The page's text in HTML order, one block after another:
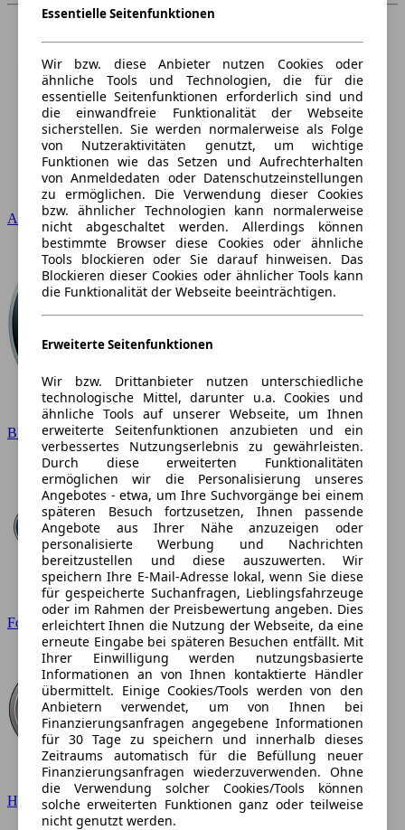
Audi
BMW
Ford
Hyundai
Essentielle Seitenfunktionen
Wir bzw. diese Anbieter nutzen Cookies oder
ähnliche Tools und Technologien, die für die
essentielle Seitenfunktionen erforderlich sind und
die einwandfreie Funktionalität der Webseite
sicherstellen. Sie werden normalerweise als Folge
von Nutzeraktivitäten genutzt, um wichtige
Funktionen wie das Setzen und Aufrechterhalten
von Anmeldedaten oder Datenschutzeinstellungen
zu ermöglichen. Die Verwendung dieser Cookies
bzw. ähnlicher Technologien kann normalerweise
nicht abgeschaltet werden. Allerdings können
bestimmte Browser diese Cookies oder ähnliche
Tools blockieren oder Sie darauf hinweisen. Das
Blockieren dieser Cookies oder ähnlicher Tools kann
die Funktionalität der Webseite beeinträchtigen.
Erweiterte Seitenfunktionen
Wir bzw. Drittanbieter nutzen unterschiedliche
technologische Mittel, darunter u.a. Cookies und
ähnliche Tools auf unserer Webseite, um Ihnen
erweiterte Seitenfunktionen anzubieten und ein
verbessertes Nutzungserlebnis zu gewährleisten.
Durch diese erweiterten Funktionalitäten
ermöglichen wir die Personalisierung unseres
Angebotes - etwa, um Ihre Suchvorgänge bei einem
späteren Besuch fortzusetzen, Ihnen passende
Angebote aus Ihrer Nähe anzuzeigen oder
personalisierte Werbung und Nachrichten
bereitzustellen und diese auszuwerten. Wir
speichern Ihre E-Mail-Adresse lokal, wenn Sie diese
für gespeicherte Suchanfragen, Lieblingsfahrzeuge
oder im Rahmen der Preisbewertung angeben. Dies
erleichtert Ihnen die Nutzung der Webseite, da eine
erneute Eingabe bei späteren Besuchen entfällt. Mit
Ihrer Einwilligung werden nutzungsbasierte
Informationen an von Ihnen kontaktierte Händler
übermittelt. Einige Cookies/Tools werden von den
Anbietern verwendet, um von Ihnen bei
Finanzierungsanfragen angegebene Informationen
für 30 Tage zu speichern und innerhalb dieses
Zeitraums automatisch für die Befüllung neuer
Finanzierungsanfragen wiederzuverwenden. Ohne
die Verwendung solcher Cookies/Tools können
solche erweiterten Funktionen ganz oder teilweise
nicht genutzt werden.